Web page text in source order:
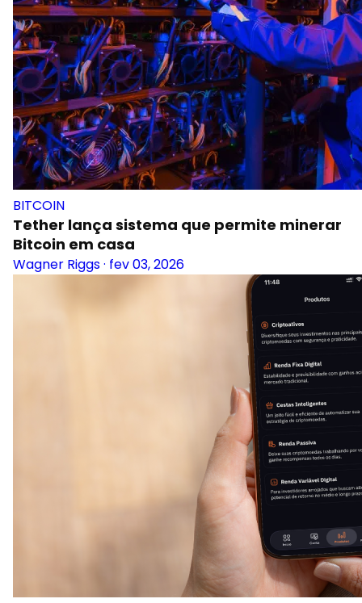
BITCOIN
Tether lança sistema que permite minerar
Bitcoin em casa
Wagner Riggs· fev 03, 2026